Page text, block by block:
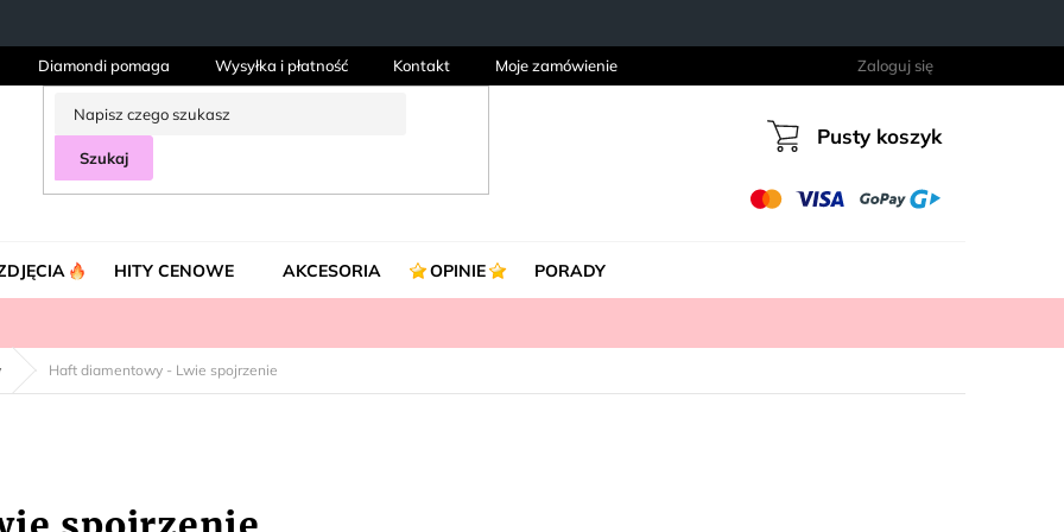
Diamondi pomaga Wysyłka i płatność Kontakt Moje zamówienie Zaloguj się
Szukaj Koszyk
Pusty koszyk
HITY CENOWE AKCESORIA OPINIE PORADY
Haft diamentowy - Lwie spojrzenie